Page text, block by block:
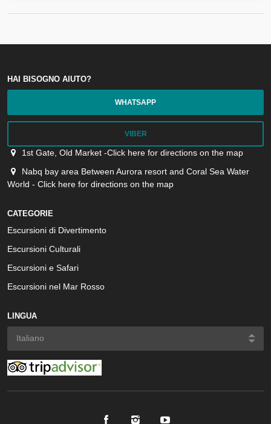
HAI BISOGNO AIUTO?
WHATSAPP
VIBER
1st Gate, Old Market -Click here for directions on the map
Nabq bay area Between Aurora resort and Coral Sea Water
World - Click here for directions on the map
CATEGORIE
Escursioni di Divertimento
Escursioni Culturali
Escursioni e Safari
Escursioni nel Mar Rosso
LINGUA